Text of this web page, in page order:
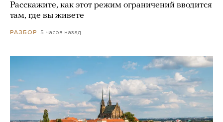
Расскажите, как этот режим ограничений вводится
там, где вы живете
РАЗБОР 5 часов назад